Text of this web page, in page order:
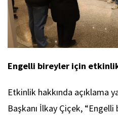
Engelli bireyler için
Etkinlik hakkında açıklama
Başkanı İlkay Çiçek,